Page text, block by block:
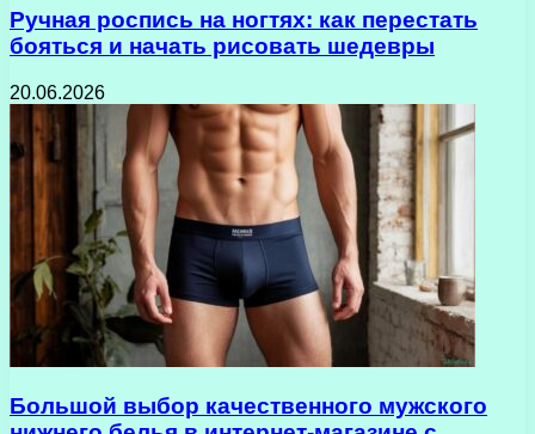
Ручная роспись на ногтях: как перестать
бояться и начать рисовать шедевры
20.06.2026
Большой выбор качественного мужского